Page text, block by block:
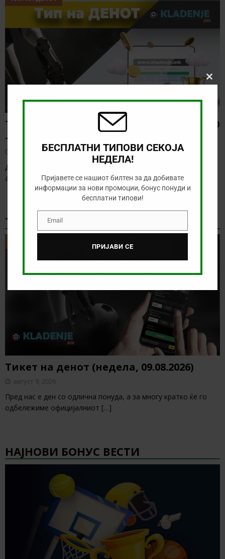
ТИП НА ДЕНОТ (08.08.2026, 21:00) ГРЕМИО
– САО ПАОЛО
август 8, 2026
Денес нема голема понуда за обложување, а ние ќе го
анализираме дуелот од бразилското првенство[…]
ТИКЕТ НА ДЕНОТ
Тикет на денот (недела, 09.08.2026)
август 9, 2026
Пред нас е ден со одлична понуда, а за многу кратко ќе го
одбележиме официјалниот […]
НАЈНОВИ БОНУС ВЕСТИ
Close
БЕСПЛАТНИ ТИПОВИ СЕКОЈА
НЕДЕЛА!
Пријавете се нашиот билтен за да добивате
информации за нови промоции, бонус понуди и
бесплатни типови!
EmailEmail
ПРИЈАВИ СЕ